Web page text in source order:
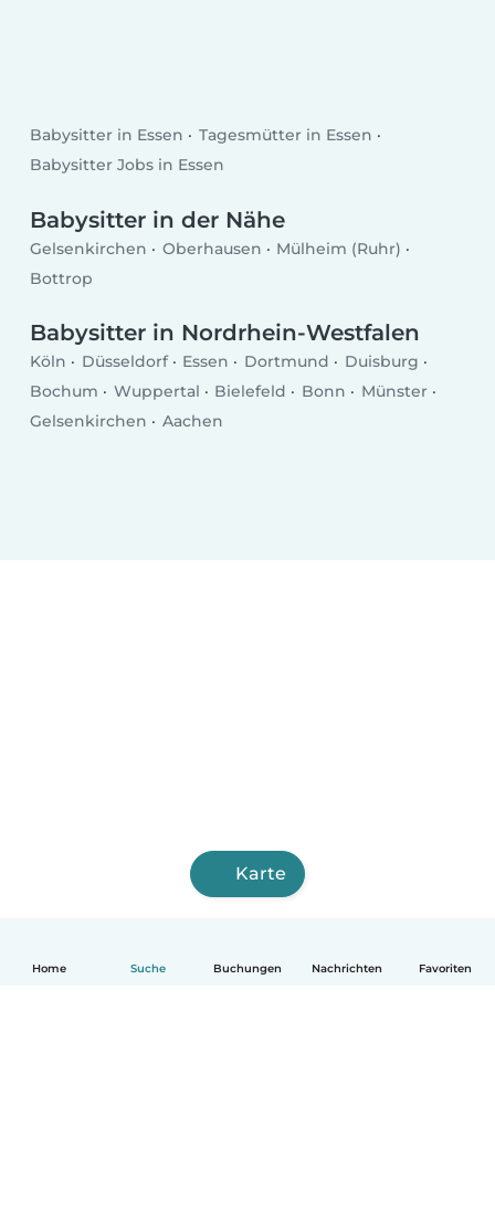
Home Suche Buchungen Nachrichten Favoriten
Babysitter in Essen
Tagesmütter in Essen
Babysitter Jobs in Essen
Babysitter in der Nähe
Gelsenkirchen Oberhausen
Mülheim (Ruhr)
Bottrop
Babysitter in Nordrhein-Westfalen
Köln Düsseldorf Essen Dortmund
Duisburg
Bochum
Wuppertal Bielefeld Bonn
Münster
Gelsenkirchen
Aachen
Karte